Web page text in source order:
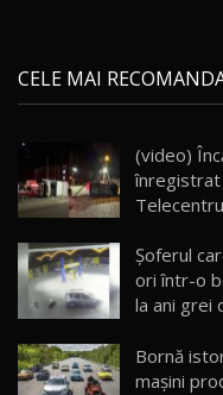
21
16:59
22
Noua
26:59
23
Lynk &
25:19
24
Van
26:38
CELE MAI
(video)
înregistrat
Telecentru
Şoferul
ori într-o
la ani grei
Bornă
maşini